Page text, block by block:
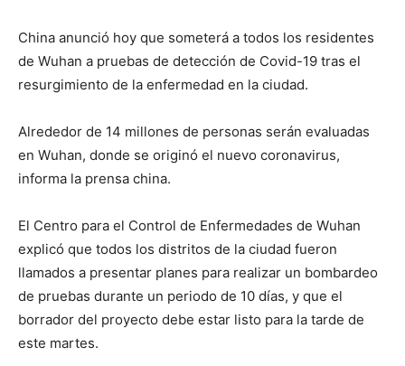
China anunció hoy que someterá a todos los residentes
de Wuhan a pruebas de detección de Covid-19 tras el
resurgimiento de la enfermedad en la ciudad.
Alrededor de 14 millones de personas serán evaluadas
en Wuhan, donde se originó el nuevo coronavirus,
informa la prensa china.
El Centro para el Control de Enfermedades de Wuhan
explicó que todos los distritos de la ciudad fueron
llamados a presentar planes para realizar un bombardeo
de pruebas durante un periodo de 10 días, y que el
borrador del proyecto debe estar listo para la tarde de
este martes.